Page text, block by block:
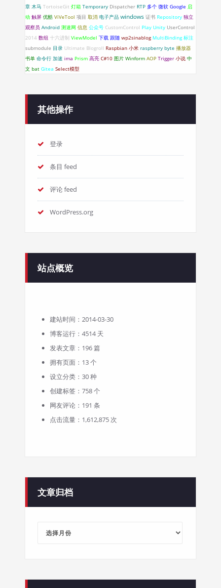
章 木马 TortoiseGit 灯箱 Temporary Dispatcher RTP 多个 微软 Google 启
动 触屏 优酷 ViVeTool 项目 取消 电子产品 windows 证书 Repository 独立
观察员 Android 测速网 信息 公众号 CustomControl Play Unity UserControl
2014 数组 十六进制 ViewModel 下载 跟随 wp2sinablog MultiBinding 标注
submodule 目录 Ultimate Blogroll Raspbian 小米 raspberry byte 播放器
书单 命令行 加速 ima Prism 高亮 C#10 图片 Winform AOP Trigger 小说 中
文 bat Gitea Select模型
其他操作
登录
条目 feed
评论 feed
WordPress.org
站点概览
建站时间：2014-03-30
博客运行：4514 天
发表文章：196 篇
拥有页面：13 个
设立分类：30 种
创建标签：758 个
网友评论：191 条
点击流量：1,612,875 次
文章归档